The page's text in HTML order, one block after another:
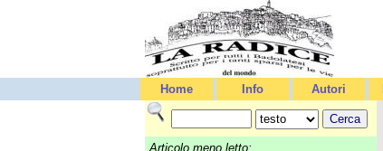
Home Info Autori
Articolo meno letto: